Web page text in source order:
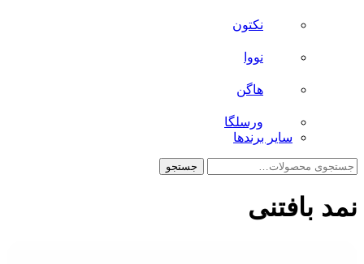
نکتون
نووا
هاگن
ورسلگا
سایر برند‌ها
جستجو
جستجو
نمد بافتنی